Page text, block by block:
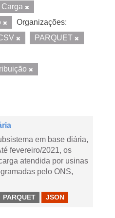
Carga
Organizações:
PARQUET
em base diária,
fevereiro/2021, os
atendida por usinas
pelo ONS,
PARQUET JSON